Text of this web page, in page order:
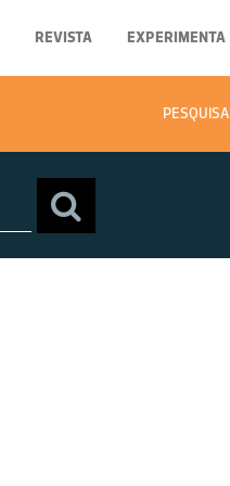
REVISTA EXPERIMENTA
PESQUISA